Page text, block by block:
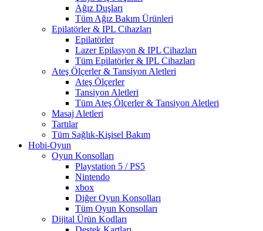
Ağız Duşları
Tüm Ağız Bakım Ürünleri
Epilatörler & IPL Cihazları
Epilatörler
Lazer Epilasyon & IPL Cihazları
Tüm Epilatörler & IPL Cihazları
Ateş Ölçerler & Tansiyon Aletleri
Ateş Ölçerler
Tansiyon Aletleri
Tüm Ateş Ölçerler & Tansiyon Aletleri
Masaj Aletleri
Tartılar
Tüm Sağlık-Kişisel Bakım
Hobi-Oyun
Oyun Konsolları
Playstation 5 / PS5
Nintendo
xbox
Diğer Oyun Konsolları
Tüm Oyun Konsolları
Dijital Ürün Kodları